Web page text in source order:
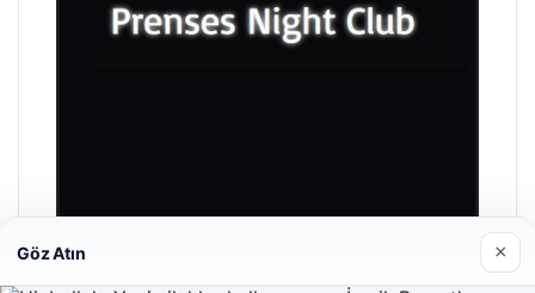
Göz Atın ×